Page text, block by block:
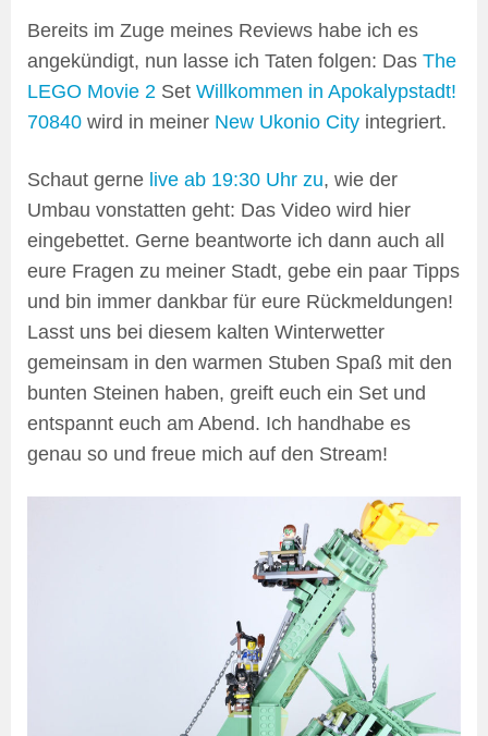
Bereits im Zuge meines Reviews habe ich es
angekündigt, nun lasse ich Taten folgen: Das The
LEGO Movie 2 Set Willkommen in Apokalypstadt!
70840 wird in meiner New Ukonio City integriert.
Schaut gerne live ab 19:30 Uhr zu, wie der
Umbau vonstatten geht: Das Video wird hier
eingebettet. Gerne beantworte ich dann auch all
eure Fragen zu meiner Stadt, gebe ein paar Tipps
und bin immer dankbar für eure Rückmeldungen!
Lasst uns bei diesem kalten Winterwetter
gemeinsam in den warmen Stuben Spaß mit den
bunten Steinen haben, greift euch ein Set und
entspannt euch am Abend. Ich handhabe es
genau so und freue mich auf den Stream!